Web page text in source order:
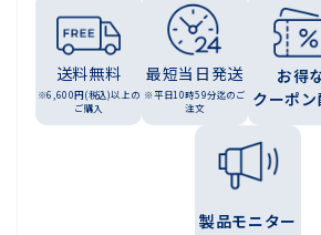
送料無料
※6,600円(税込)以上の
ご購入
最短当日発送
※平日10時59分迄のご
注文
お得
クーポ
製品モニター